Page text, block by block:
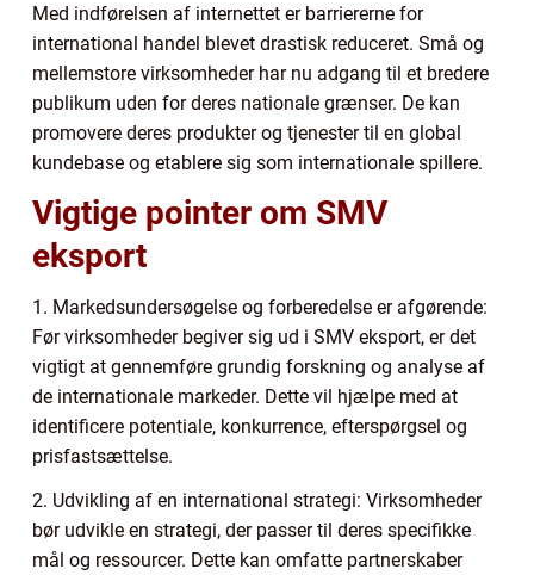
Med indførelsen af internettet er barriererne for
international handel blevet drastisk reduceret. Små og
mellemstore virksomheder har nu adgang til et bredere
publikum uden for deres nationale grænser. De kan
promovere deres produkter og tjenester til en global
kundebase og etablere sig som internationale spillere.
Vigtige pointer om SMV
eksport
1. Markedsundersøgelse og forberedelse er afgørende:
Før virksomheder begiver sig ud i SMV eksport, er det
vigtigt at gennemføre grundig forskning og analyse af
de internationale markeder. Dette vil hjælpe med at
identificere potentiale, konkurrence, efterspørgsel og
prisfastsættelse.
2. Udvikling af en international strategi: Virksomheder
bør udvikle en strategi, der passer til deres specifikke
mål og ressourcer. Dette kan omfatte partnerskaber